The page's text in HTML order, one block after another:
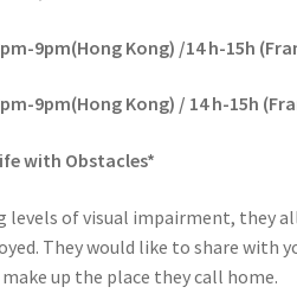
9pm(Hong Kong) /14 h-15h
9pm(Hong Kong) / 14 h-15h
with Obstacles*
levels of visual impairment, they
They would like to share
up the place they call home.